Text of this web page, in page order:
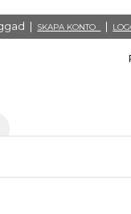
| SKAPA KONTO |